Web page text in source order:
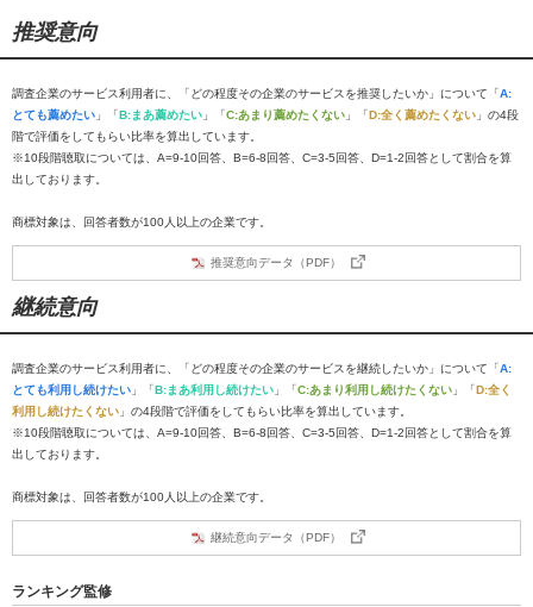
推奨意向
調査企業のサービス利用者に、「どの程度その企業のサービスを推奨したいか」について「A:
とても薦めたい 」「B:まあ薦めたい 」「C:あまり薦めたくない 」「D:全く薦めたくない 」の4段
階で評価をしてもらい比率を算出しています。
※10段階聴取については、A=9-10回答、B=6-8回答、C=3-5回答、D=1-2回答として割合を算
出しております。
商標対象は、回答者数が100人以上の企業です。
推奨意向データ（PDF）
継続意向
調査企業のサービス利用者に、「どの程度その企業のサービスを継続したいか」について「A:
とても利用し続けたい 」「B:まあ利用し続けたい 」「C:あまり利用し続けたくない 」「D:全く
利用し続けたくない 」の4段階で評価をしてもらい比率を算出しています。
※10段階聴取については、A=9-10回答、B=6-8回答、C=3-5回答、D=1-2回答として割合を算
出しております。
商標対象は、回答者数が100人以上の企業です。
継続意向データ（PDF）
ランキング監修